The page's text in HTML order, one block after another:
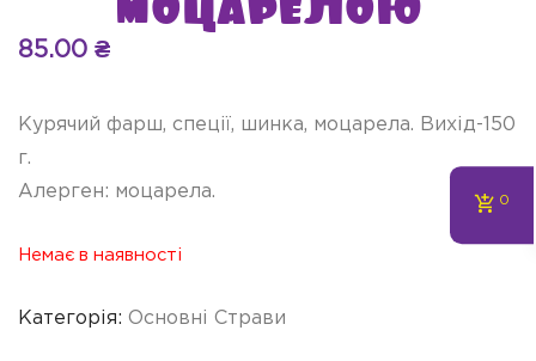
85.00 ₴
Курячий фарш, спеції, шинка, моцарела. Вихід-150
г.
Алерген: моцарела.
Немає в наявності
Категорія: Основні Страви
0